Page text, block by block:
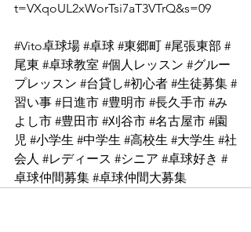
t=VXqoUL2xWorTsi7aT3VTrQ&s=09
#Vito卓球場 #卓球 #東郷町 #尾張東部 #
尾東 #卓球教室 #個人レッスン #グルー
プレッスン #台貸し#初心者 #生徒募集 #
習い事 #日進市 #豊明市 #長久手市 #み
よし市 #豊田市 #刈谷市 #名古屋市 #園
児 #小学生 #中学生 #高校生 #大学生 #社
会人 #レディース #シニア #卓球好き #
卓球仲間募集 #卓球仲間大募集